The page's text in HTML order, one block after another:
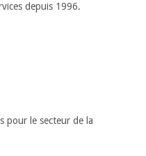
depuis 1996.
pour le secteur de la